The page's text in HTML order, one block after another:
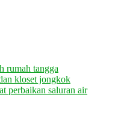
rumah tangga
kloset jongkok
perbaikan saluran air